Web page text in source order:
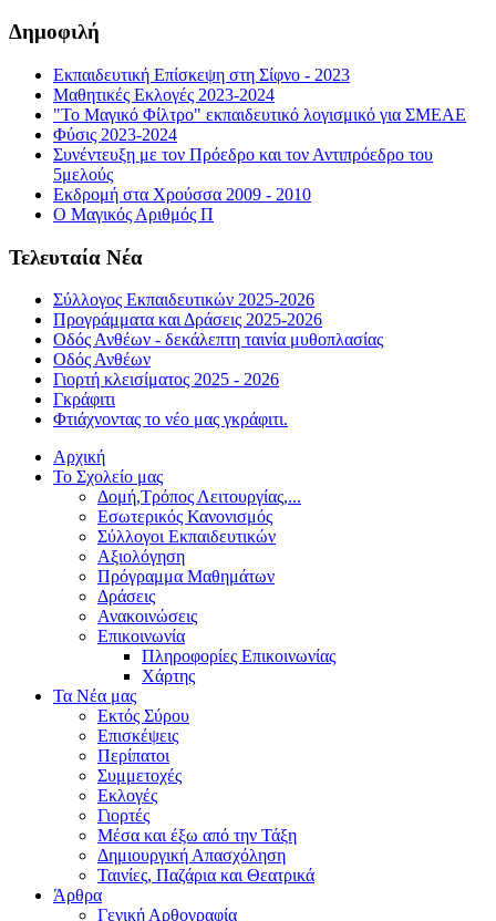
Δημοφιλή
Εκπαιδευτική Επίσκεψη στη Σίφνο - 2023
Μαθητικές Εκλογές 2023-2024
"Το Μαγικό Φίλτρο" εκπαιδευτικό λογισμικό για ΣΜΕΑΕ
Φύσις 2023-2024
Συνέντευξη με τον Πρόεδρο και τον Αντιπρόεδρο του
5μελούς
Εκδρομή στα Χρούσσα 2009 - 2010
Ο Μαγικός Αριθμός Π
Τελευταία Νέα
Σύλλογος Εκπαιδευτικών 2025-2026
Προγράμματα και Δράσεις 2025-2026
Οδός Ανθέων - δεκάλεπτη ταινία μυθοπλασίας
Οδός Ανθέων
Γιορτή κλεισίματος 2025 - 2026
Γκράφιτι
Φτιάχνοντας το νέο μας γκράφιτι.
Αρχική
Το Σχολείο μας
Δομή,Τρόπος Λειτουργίας,...
Εσωτερικός Κανονισμός
Σύλλογοι Εκπαιδευτικών
Αξιολόγηση
Πρόγραμμα Μαθημάτων
Δράσεις
Ανακοινώσεις
Επικοινωνία
Πληροφορίες Επικοινωνίας
Χάρτης
Τα Νέα μας
Εκτός Σύρου
Επισκέψεις
Περίπατοι
Συμμετοχές
Εκλογές
Γιορτές
Μέσα και έξω από την Τάξη
Δημιουργική Απασχόληση
Ταινίες, Παζάρια και Θεατρικά
Άρθρα
Γενική Αρθογραφία